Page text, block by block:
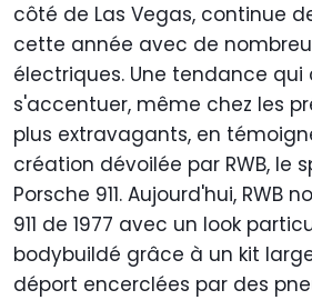
côté de Las Vegas, continue
cette année avec de
électriques. Une tendance qui
s'accentuer, même chez les
plus extravagants, en
création dévoilée par RWB, le
Porsche 911. Aujourd'hui, RWB
911 de 1977 avec un look
bodybuildé grâce à un kit
déport encerclées par des